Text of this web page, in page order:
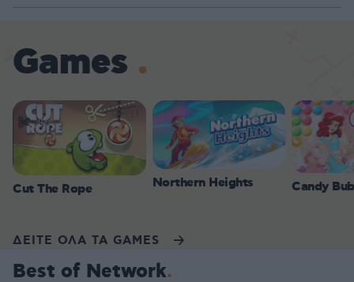
Games
Cut The Rope Northern Heights Candy
ΔΕΙΤΕ ΟΛΑ ΤΑ GAMES
Best of Network